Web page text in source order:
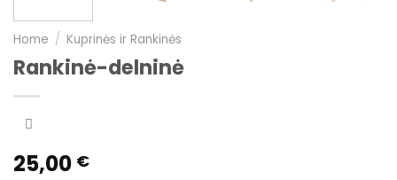
Home / Kuprinės ir Rankinės
Rankinė-delninė
25,00 €